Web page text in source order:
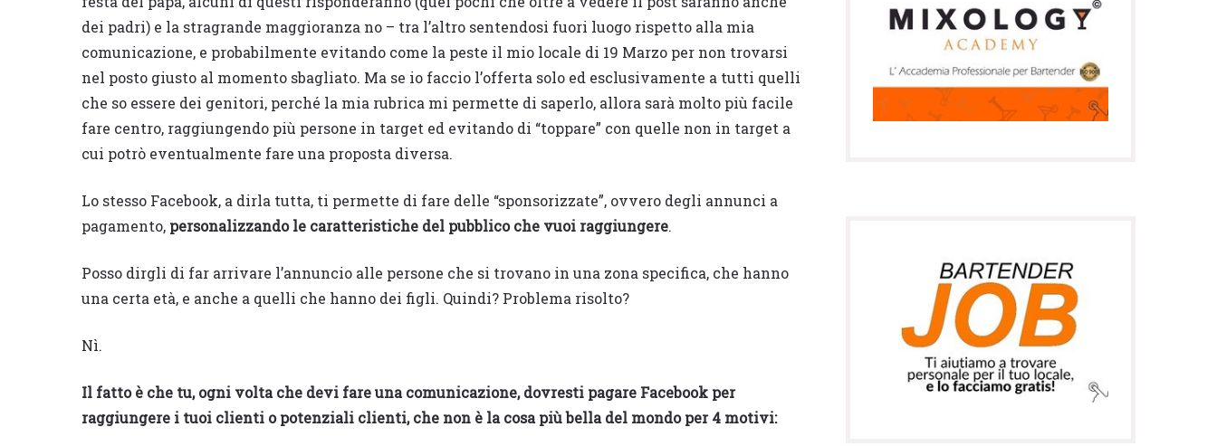
dei padri) e la stragrande maggioranza no – tra l’altro sentendosi fuori luogo rispetto alla mia
comunicazione, e probabilmente evitando come la peste il mio locale di 19 Marzo per non trovarsi
nel posto giusto al momento sbagliato. Ma se io faccio l’offerta solo ed esclusivamente a tutti quelli
che so essere dei genitori, perché la mia rubrica mi permette di saperlo, allora sarà molto più facile
fare centro, raggiungendo più persone in target ed evitando di “toppare” con quelle non in target a
cui potrò eventualmente fare una proposta diversa.
Lo stesso Facebook, a dirla tutta, ti permette di fare delle “sponsorizzate”, ovvero degli annunci a
pagamento, personalizzando le caratteristiche del pubblico che vuoi raggiungere.
Posso dirgli di far arrivare l’annuncio alle persone che si trovano in una zona specifica, che hanno
una certa età, e anche a quelli che hanno dei figli. Quindi? Problema risolto?
Nì.
Il fatto è che tu, ogni volta che devi fare una comunicazione, dovresti pagare Facebook per
raggiungere i tuoi clienti o potenziali clienti, che non è la cosa più bella del mondo per 4 motivi: